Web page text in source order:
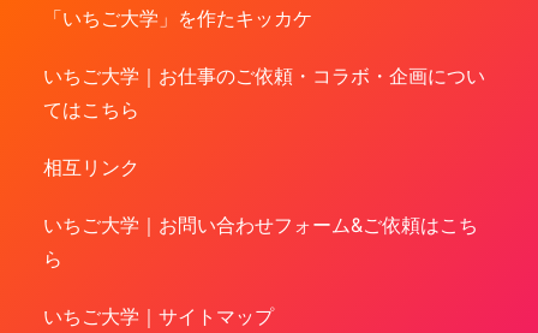
「いちご大学」を作たキッカケ
いちご大学｜お仕事のご依頼・コラボ・企画につい
てはこちら
相互リンク
いちご大学｜お問い合わせフォーム&ご依頼はこち
ら
いちご大学｜サイトマップ